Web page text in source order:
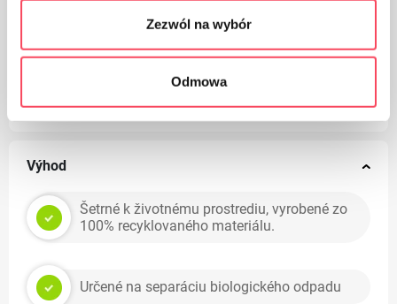
Zezwól na wybór
Odmowa
Vhodné na recykláciu
Výhod
Šetrné k životnému prostrediu, vyrobené zo
100% recyklovaného materiálu.
Určené na separáciu biologického odpadu